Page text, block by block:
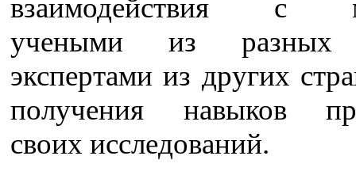
взаимодействия с
учеными из разных
экспертами из других
получения навыков
своих исследований.